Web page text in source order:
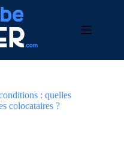
: quelles
colocataires ?